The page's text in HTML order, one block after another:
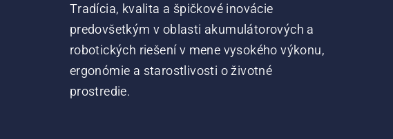
Tradícia, kvalita a špičkové inovácie
predovšetkým v oblasti akumulátorových a
robotických riešení v mene vysokého výkonu,
ergonómie a starostlivosti o životné
prostredie.